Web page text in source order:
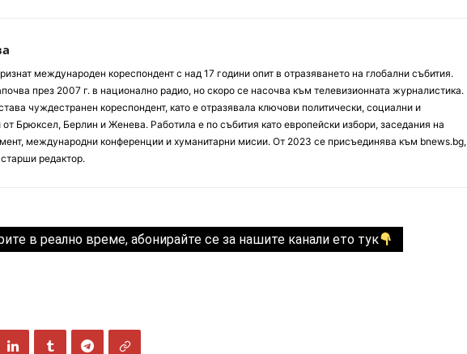
международен кореспондент с над 17 години опит в отразяването на глобални събития.
през 2007 г. в национално радио, но скоро се насочва към телевизионната журналистика.
чуждестранен кореспондент, като е отразявала ключови политически, социални и
Брюксел, Берлин и Женева. Работила е по събития като европейски избори, заседания на
международни конференции и хуманитарни мисии. От 2023 се присъединява към bnews.bg,
редактор.
в реално време, абонирайте се за нашите канали ето тук